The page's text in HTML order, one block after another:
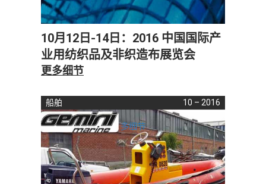
10月12日-14日：2016 中国国际产
业用纺织品及非织造布展览会
更多细节
船舶 10 – 2016
多细节